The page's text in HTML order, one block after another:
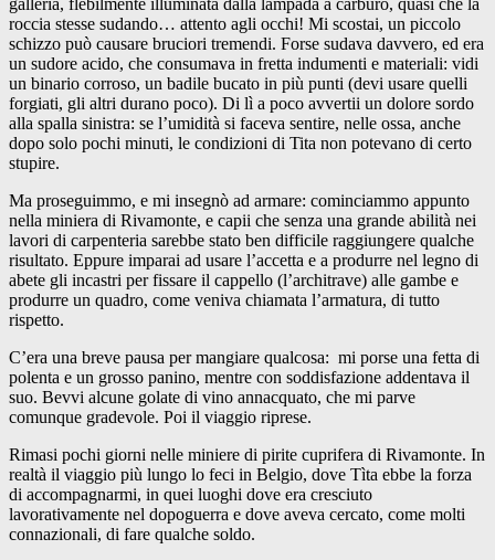
roccia stesse sudando… attento agli occhi! Mi scostai, un piccolo
schizzo può causare bruciori tremendi. Forse sudava davvero, ed era
un sudore acido, che consumava in fretta indumenti e materiali: vidi
un binario corroso, un badile bucato in più punti (devi usare quelli
forgiati, gli altri durano poco). Di lì a poco avvertii un dolore sordo
alla spalla sinistra: se l’umidità si faceva sentire, nelle ossa, anche
dopo solo pochi minuti, le condizioni di Tita non potevano di certo
stupire.
Ma proseguimmo, e mi insegnò ad armare: cominciammo appunto
nella miniera di Rivamonte, e capii che senza una grande abilità nei
lavori di carpenteria sarebbe stato ben difficile raggiungere qualche
risultato. Eppure imparai ad usare l’accetta e a produrre nel legno di
abete gli incastri per fissare il cappello (l’architrave) alle gambe e
produrre un quadro, come veniva chiamata l’armatura, di tutto
rispetto.
C’era una breve pausa per mangiare qualcosa: mi porse una fetta di
polenta e un grosso panino, mentre con soddisfazione addentava il
suo. Bevvi alcune golate di vino annacquato, che mi parve
comunque gradevole. Poi il viaggio riprese.
Rimasi pochi giorni nelle miniere di pirite cuprifera di Rivamonte. In
realtà il viaggio più lungo lo feci in Belgio, dove Tìta ebbe la forza
di accompagnarmi, in quei luoghi dove era cresciuto
lavorativamente nel dopoguerra e dove aveva cercato, come molti
connazionali, di fare qualche soldo.